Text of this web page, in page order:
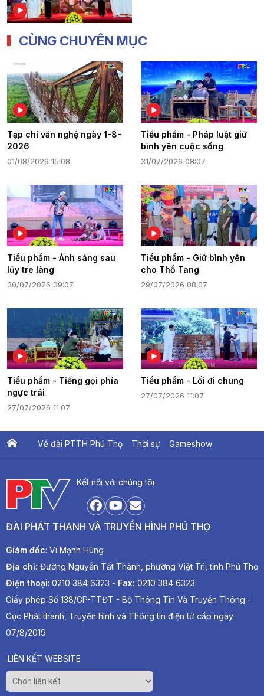
CÙNG CHUYÊN MỤC
Tạp chí văn nghệ ngày 1-8-
2026
01/08/2026 15:08
Tiểu phẩm - Pháp luật giữ
bình yên cuộc sống
31/07/2026 08:07
Tiểu phẩm - Ánh sáng sau
lũy tre làng
30/07/2026 09:07
Tiểu phẩm - Giữ bình yên
cho Thổ Tang
29/07/2026 08:07
Tiểu phẩm - Tiếng gọi phía
ngực trái
27/07/2026 11:07
Tiểu phẩm - Lối đi chung
27/07/2026 11:07
Về đài PTTH Phú Thọ Thời sự Gameshow
Kết nối với chúng tôi
ĐÀI PHÁT THANH VÀ TRUYỀN HÌNH PHÚ THỌ
Giám đốc: Vi Mạnh Hùng
Địa chỉ: Đường Nguyễn Tất Thành, phường Việt Trì, tỉnh Phú Thọ
Điện thoại: 0210 384 6323 - Fax: 0210 384 6323
Giấy phép Số 138/GP-TTĐT - Bộ Thông Tin Và Truyền Thông -
Cục Phát thanh, Truyền hình và Thông tin điện tử cấp ngày
07/8/2019
LIÊN KẾT WEBSITE